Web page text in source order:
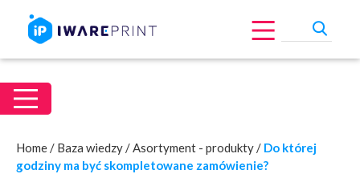
Home/ Baza wiedzy/Asortyment - produkty/ Do której
godziny ma być skompletowane zamówienie?